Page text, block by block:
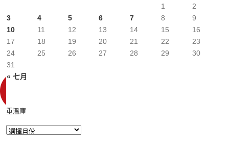
« 七月
1
2
3
4 5 6 7 8
9
10
11 12 13 14 15
16
17
18 19 20 21 22
23
24
25 26 27 28 29
30
31
重溫庫